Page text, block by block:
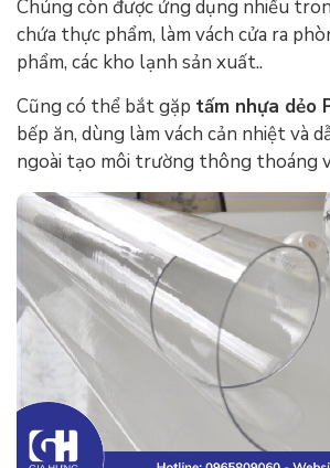
Chúng còn được ứng dụng nhiều
chứa thực phẩm, làm vách cửa ra
phẩm, các kho lạnh sản xuất..
Cũng có thể bắt gặp tấm nhựa dẻo
bếp ăn, dùng làm vách cản nhiệt và
ngoài tạo môi trường thông thoáng